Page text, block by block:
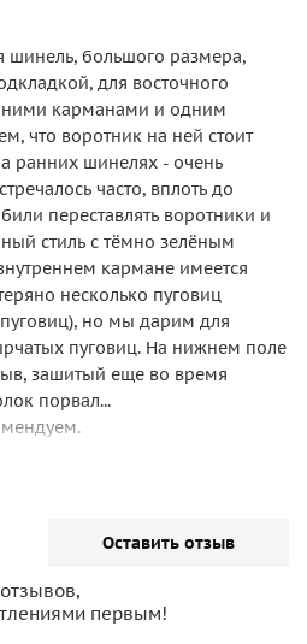
шинель, большого размера,
для восточного
карманами и одним
что воротник на ней стоит
ранних шинелях - очень
часто, вплоть до
переставлять воротники и
стиль с тёмно зелёным
кармане имеется
несколько пуговиц
но мы дарим для
пуговиц. На нижнем поле
зашитый еще во время
порвал...
Оставить отзыв
первым!